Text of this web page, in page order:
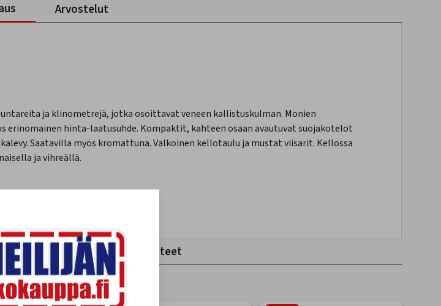
Arvostelut
ja klinometrejä, jotka osoittavat veneen kallistuskulman. Monien
hinta-laatusuhde. Kompaktit, kahteen osaan avautuvat suojakotelot
Saatavilla myös kromattuna. Valkoinen kellotaulu ja mustat viisarit. Kellossa
ja vihreällä.
Viimeksi katsotut tuotteet